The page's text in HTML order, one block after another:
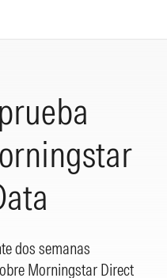
dos semanas
Morningstar Direct